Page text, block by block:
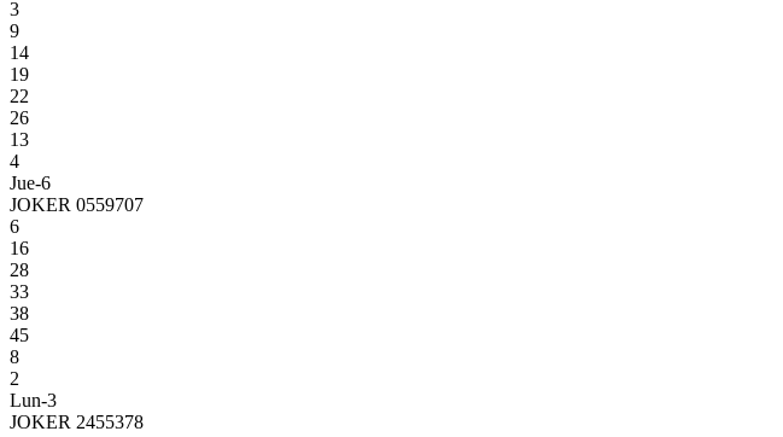
3
9
14
19
22
26
13
4
Jue-6
JOKER 0559707
6
16
28
33
38
45
8
2
Lun-3
JOKER 2455378